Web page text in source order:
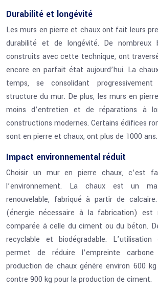
Durabilité et longévité
Les murs en pierre et chaux ont fait leurs
durabilité et de longévité. De nombreux
construits avec cette technique, ont
encore en parfait état aujourd’hui. La
temps, se consolidant
structure du mur. De plus, les murs en
moins d’entretien et de réparations à
constructions modernes. Certains édifices
sont en pierre et chaux, ont plus de 1000 ans.
Impact environnemental réduit
Choisir un mur en pierre chaux, c’est
l’environnement. La chaux est un
renouvelable, fabriqué à partir de
(énergie nécessaire à la fabrication) est
comparée à celle du ciment ou du béton.
recyclable et biodégradable.
permet de réduire l’empreinte
production de chaux génère environ 600
contre 900 kg pour la production de ciment.